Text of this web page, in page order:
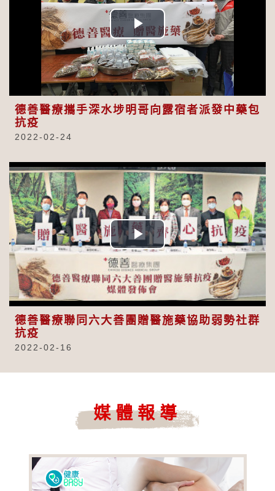
Play
Video
德善醫療攜手深水埗明哥向露宿者派發中藥包
抗疫
2022-02-24
Play
Video
德善醫療聯同六大善團贈醫施藥協助弱勢社群
抗疫
2022-02-16
媒體報導